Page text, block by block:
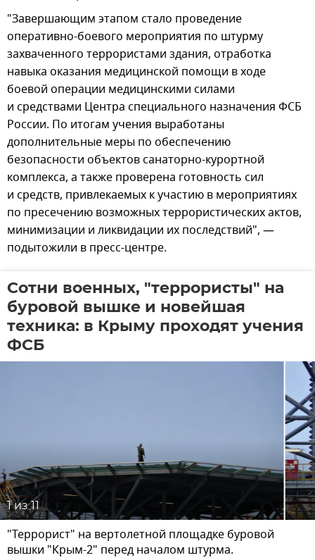
"Завершающим этапом стало проведение
оперативно-боевого мероприятия по штурму
захваченного террористами здания, отработка
навыка оказания медицинской помощи в ходе
боевой операции медицинскими силами
и средствами Центра специального назначения ФСБ
России. По итогам учения выработаны
дополнительные меры по обеспечению
безопасности объектов санаторно-курортной
комплекса, а также проверена готовность сил
и средств, привлекаемых к участию в мероприятиях
по пресечению возможных террористических актов,
минимизации и ликвидации их последствий", —
подытожили в пресс-центре.
Сотни военных, "террористы" на
буровой вышке и новейшая
техника: в Крыму проходят учения
ФСБ
1из 11
"Террорист" на вертолетной площадке буровой
вышки "Крым-2" перед началом штурма.